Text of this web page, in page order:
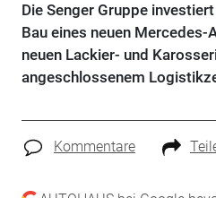
Die Senger Gruppe
Bau eines neuen Mercedes-
neuen Lackier- und
angeschlossenem
Kommentare